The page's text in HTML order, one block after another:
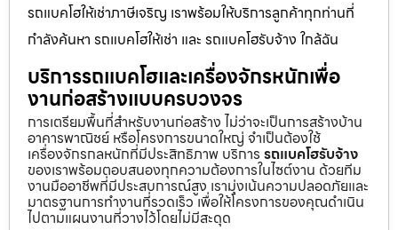
รถแบคโฮให้เช่าภาษีเจริญ เราพร้อมให้บริการลูกค้าทุกท่านที่
กำลังค้นหา รถแบคโฮให้เช่า และ รถแบคโฮรับจ้าง ใกล้ฉัน
บริการรถแบคโฮและเครื่องจักรหนักเพื่อ
งานก่อสร้างแบบครบวงจร
การเตรียมพื้นที่สำหรับงานก่อสร้าง ไม่ว่าจะเป็นการสร้างบ้าน
อาคารพาณิชย์ หรือโครงการขนาดใหญ่ จำเป็นต้องใช้
เครื่องจักรกลหนักที่มีประสิทธิภาพ บริการ รถแบคโฮรับจ้าง
ของเราพร้อมตอบสนองทุกความต้องการในไซต์งาน ด้วยทีม
งานมืออาชีพที่มีประสบการณ์สูง เรามุ่งเน้นความปลอดภัยและ
มาตรฐานการทำงานที่รวดเร็ว เพื่อให้โครงการของคุณดำเนิน
ไปตามแผนงานที่วางไว้โดยไม่มีสะดุด